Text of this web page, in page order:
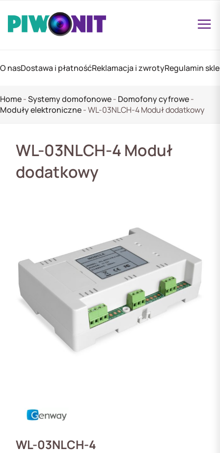
O nasDostawa i płatnośćReklamacja i zwrotyRegulamin
Home-Systemy domofonowe- Domofony cyfrowe-
Moduły elektroniczne-WL-03NLCH-4 Moduł dodatkowy
WL-03NLCH-4 Moduł
dodatkowy
WL-03NLCH-4